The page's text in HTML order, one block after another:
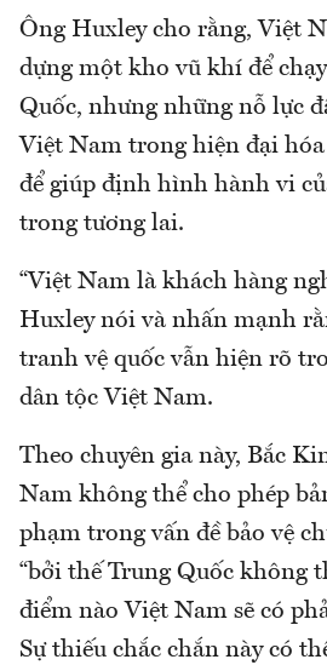
Ông Huxley cho rằng, Việt
dựng một kho vũ khí để
Quốc, nhưng những nỗ lực
Việt Nam trong hiện đại hóa
để giúp định hình hành vi
trong tương lai.
“Việt Nam là khách hàng
Huxley nói và nhấn mạnh
tranh vệ quốc vẫn hiện rõ
dân tộc Việt Nam.
Theo chuyên gia này, Bắc
Nam không thể cho phép
phạm trong vấn đề bảo vệ
“bởi thế Trung Quốc không
điểm nào Việt Nam sẽ có
Sự thiếu chắc chắn này có